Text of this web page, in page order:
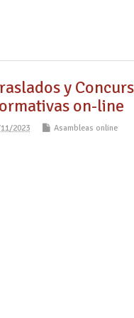
y
on-line
2023 Asambleas online